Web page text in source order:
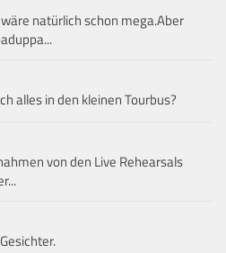
natürlich schon mega.Aber
alles in den kleinen Tourbus?
von den Live Rehearsals